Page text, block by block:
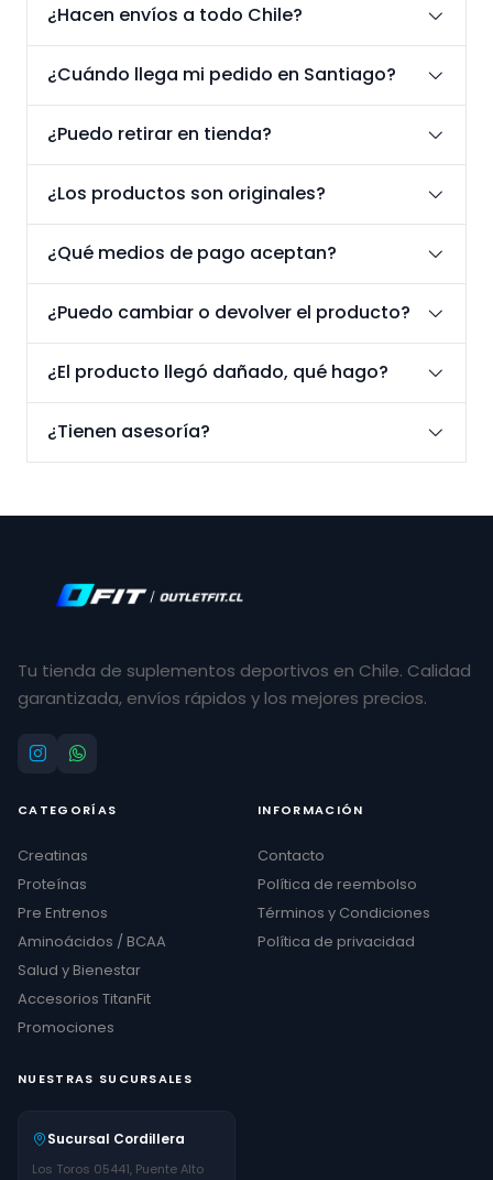
¿Hacen envíos a todo Chile?
¿Cuándo llega mi pedido en Santiago?
¿Puedo retirar en tienda?
¿Los productos son originales?
¿Qué medios de pago aceptan?
¿Puedo cambiar o devolver el producto?
¿El producto llegó dañado, qué hago?
¿Tienen asesoría?
Tu tienda de suplementos deportivos en Chile. Calidad
garantizada, envíos rápidos y los mejores precios.
CATEGORÍAS
Creatinas
Proteínas
Pre Entrenos
Aminoácidos / BCAA
Salud y Bienestar
Accesorios TitanFit
Promociones
INFORMACIÓN
Contacto
Política de reembolso
Términos y Condiciones
Política de privacidad
NUESTRAS SUCURSALES
Sucursal Cordillera
Los Toros 05441, Puente Alto